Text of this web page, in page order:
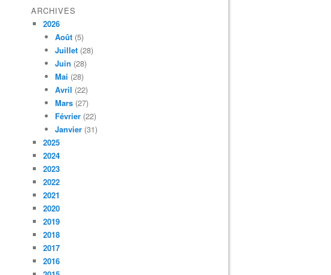
ARCHIVES
2026
Août (5)
Juillet (28)
Juin (28)
Mai (28)
Avril (22)
Mars (27)
Février (22)
Janvier (31)
2025
2024
2023
2022
2021
2020
2019
2018
2017
2016